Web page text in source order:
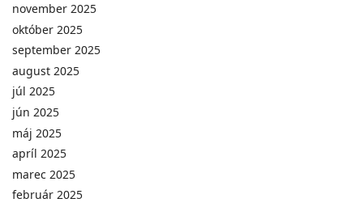
november 2025
október 2025
september 2025
august 2025
júl 2025
jún 2025
máj 2025
apríl 2025
marec 2025
február 2025